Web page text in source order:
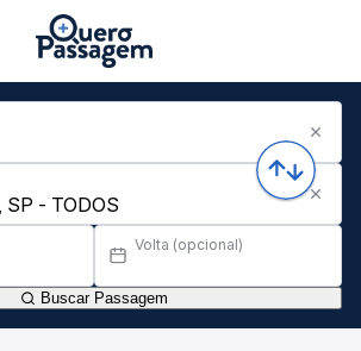
Volta (opcional)
Buscar Passagem